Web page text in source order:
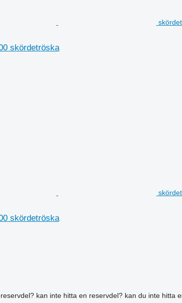
skördetröska
skördetröska
kan inte hitta en reservdel? kan du inte hitta